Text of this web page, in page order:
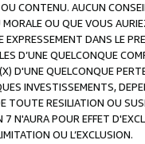
CONTENU. AUCUN
OU QUE VOUS
DANS LE
D’UNE QUELCONQUE
D'UNE QUELCONQUE
INVESTISSEMENTS,
TOUTE RESILIATION OU
N'AURA POUR EFFET
OU L’EXCLUSION.